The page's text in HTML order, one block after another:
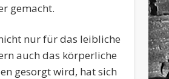
gemacht.
nur für das leibliche
auch das körperliche
gesorgt wird, hat sich